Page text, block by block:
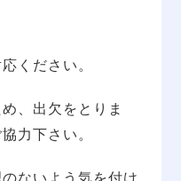
ください。
、出欠をとりま
力下さい。
ないよう気を付け